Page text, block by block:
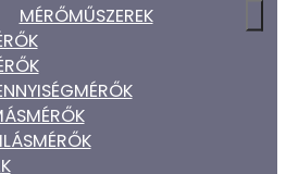
MÉRŐMŰSZEREK